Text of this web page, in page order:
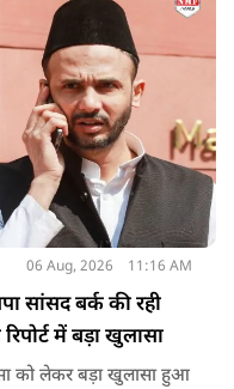
है. यह बजट पास न हो,
को बाधित किया और
06 Aug, 2026 11:16 AM
सांसद बर्क की रही
में बड़ा खुलासा
को लेकर बड़ा खुलासा हुआ